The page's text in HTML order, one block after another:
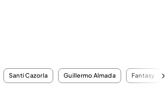
Santi Cazorla Guillermo Almada Fantasy